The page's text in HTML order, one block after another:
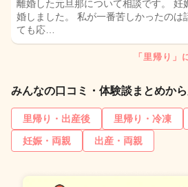
離婚した元旦那について相談です。 妊
婚しました。 私が一番苦しかったのは
ても応…
「里帰り」
みんなの口コミ・体験談まとめか
里帰り・出産後 里帰り・冷凍
妊娠・両親
出産・両親